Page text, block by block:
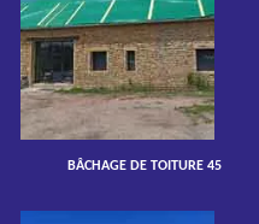
BÂCHAGE DE TOITURE 45